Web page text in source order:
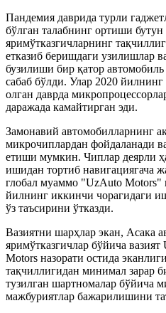
Пандемия даврида турли
бўлган талабнинг ортиши
яримўтказгичларнинг
етказиб беришдаги узилишлар
бузилиши бир қатор
сабаб бўлди. Улар 2020
олган даврда
даражада камайтирган эди.
Замонавий автомобилларнинг
микрочиплардан фойдаланади
етиши мумкин. Чиплар деярли
ишидан тортиб навигациягача
глобал муаммо "UzAuto Motors"
йилнинг иккинчи чорагидаги
ўз таъсирини ўтказди.
Вазиятни шарҳлар экан, Асака
яримўтказгичлар бўйича
Motors назорати остида
тақчиллигидан минимал зарар
тузилган шартномалар бўйича
мажбуриятлар бажарилишини